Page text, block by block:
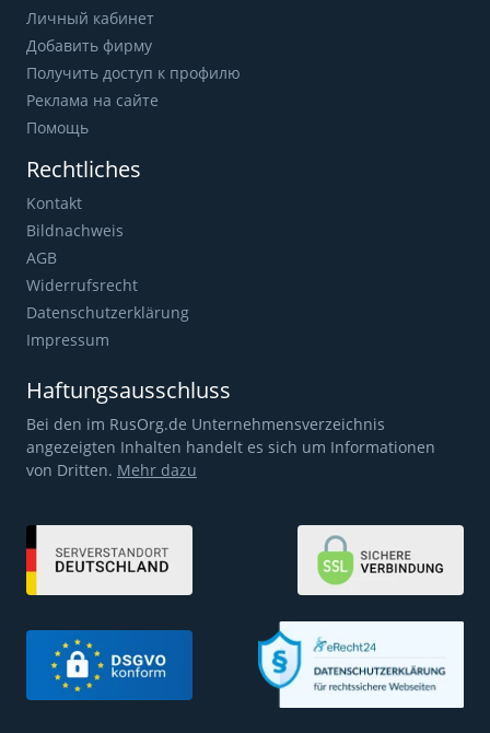
Личный кабинет
Добавить фирму
Получить доступ к профилю
Реклама на сайте
Помощь
Rechtliches
Kontakt
Bildnachweis
AGB
Widerrufsrecht
Datenschutzerklärung
Impressum
Haftungsausschluss
Bei den im RusOrg.de Unternehmensverzeichnis
angezeigten Inhalten handelt es sich um Informationen
von Dritten. Mehr dazu